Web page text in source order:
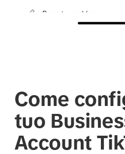
Come
tuo
Account